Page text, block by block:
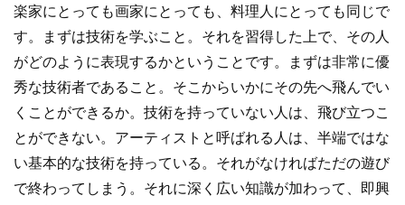
楽家にとっても画家にとっても、料理人にとっても同じで
す。まずは技術を学ぶこと。それを習得した上で、その人
がどのように表現するかということです。まずは非常に優
秀な技術者であること。そこからいかにその先へ飛んでい
くことができるか。技術を持っていない人は、飛び立つこ
とができない。アーティストと呼ばれる人は、半端ではな
い基本的な技術を持っている。それがなければただの遊び
で終わってしまう。それに深く広い知識が加わって、即興